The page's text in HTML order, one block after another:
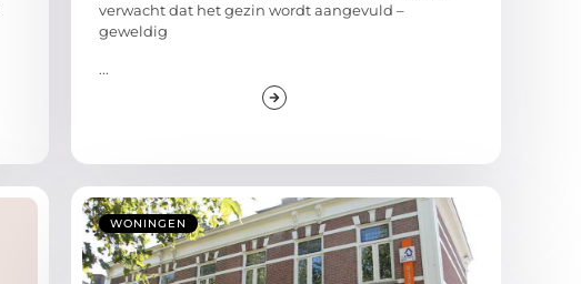
verwacht dat het gezin wordt aangevuld –
geweldig
...
WONINGEN